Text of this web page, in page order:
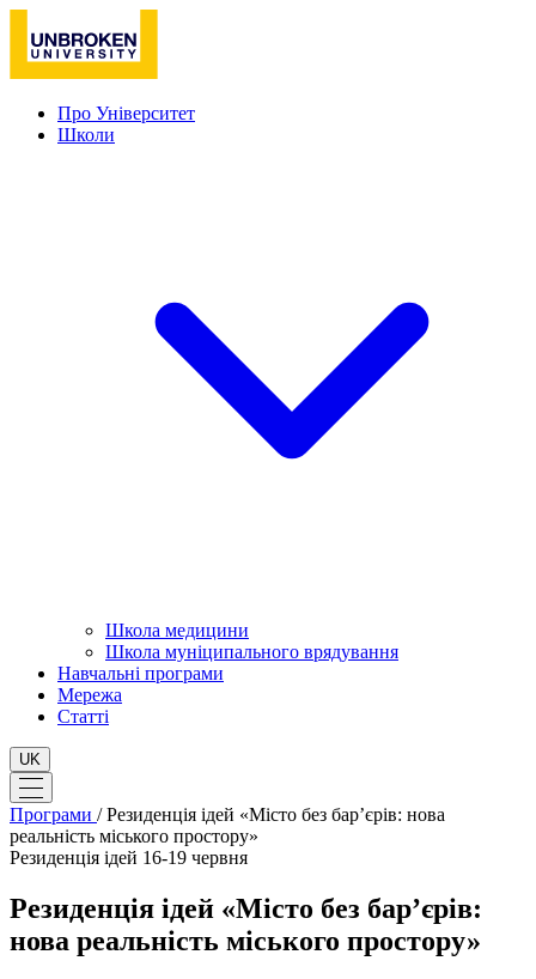
Про Університет
Школи
Школа медицини
Школа муніципального врядування
Навчальні програми
Мережа
Статті
UK
Програми / Резиденція ідей «Місто без бар’єрів: нова
реальність міського простору»
Резиденція ідей 16-19 червня
Резиденція ідей «Місто без бар’єрів:
нова реальність міського простору»